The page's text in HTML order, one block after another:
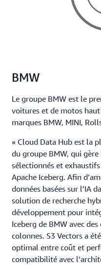
BMW
Le groupe BMW est le
voitures et de motos
marques BMW, MINI,
« Cloud Data Hub est la
du groupe BMW, qui
sélectionnés et
Apache Iceberg. Afin
données basées sur l’IA
solution de recherche
développement pour
Iceberg de BMW avec
colonnes. S3 Vectors a
optimal entre coût et
compatibilité avec